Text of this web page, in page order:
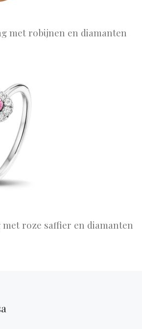
met robijnen en diamanten
roze saffier en diamanten